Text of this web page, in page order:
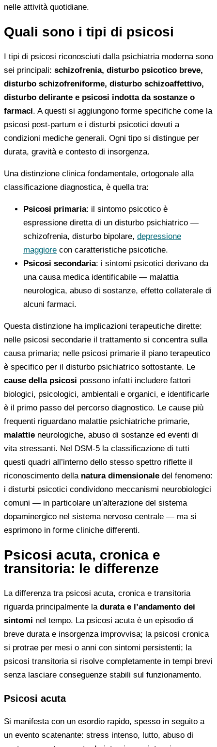
nelle attività quotidiane.
Quali sono i tipi di psicosi
I tipi di psicosi riconosciuti dalla psichiatria moderna sono
sei principali: schizofrenia, disturbo psicotico breve,
disturbo schizofreniforme, disturbo schizoaffettivo,
disturbo delirante e psicosi indotta da sostanze o
farmaci. A questi si aggiungono forme specifiche come la
psicosi post-partum e i disturbi psicotici dovuti a
condizioni mediche generali. Ogni tipo si distingue per
durata, gravità e contesto di insorgenza.
Una distinzione clinica fondamentale, ortogonale alla
classificazione diagnostica, è quella tra:
Psicosi primaria: il sintomo psicotico è
espressione diretta di un disturbo psichiatrico —
schizofrenia, disturbo bipolare, depressione
maggiore con caratteristiche psicotiche.
Psicosi secondaria: i sintomi psicotici derivano da
una causa medica identificabile — malattia
neurologica, abuso di sostanze, effetto collaterale di
alcuni farmaci.
Questa distinzione ha implicazioni terapeutiche dirette:
nelle psicosi secondarie il trattamento si concentra sulla
causa primaria; nelle psicosi primarie il piano terapeutico
è specifico per il disturbo psichiatrico sottostante. Le
cause della psicosi possono infatti includere fattori
biologici, psicologici, ambientali e organici, e identificarle
è il primo passo del percorso diagnostico. Le cause più
frequenti riguardano malattie psichiatriche primarie,
malattie neurologiche, abuso di sostanze ed eventi di
vita stressanti. Nel DSM-5 la classificazione di tutti
questi quadri all’interno dello stesso spettro riflette il
riconoscimento della natura dimensionale del fenomeno:
i disturbi psicotici condividono meccanismi neurobiologici
comuni — in particolare un’alterazione del sistema
dopaminergico nel sistema nervoso centrale — ma si
esprimono in forme cliniche differenti.
Psicosi acuta, cronica e
transitoria: le differenze
La differenza tra psicosi acuta, cronica e transitoria
riguarda principalmente la durata e l’andamento dei
sintomi nel tempo. La psicosi acuta è un episodio di
breve durata e insorgenza improvvisa; la psicosi cronica
si protrae per mesi o anni con sintomi persistenti; la
psicosi transitoria si risolve completamente in tempi brevi
senza lasciare conseguenze stabili sul funzionamento.
Psicosi acuta
Si manifesta con un esordio rapido, spesso in seguito a
un evento scatenante: stress intenso, lutto, abuso di